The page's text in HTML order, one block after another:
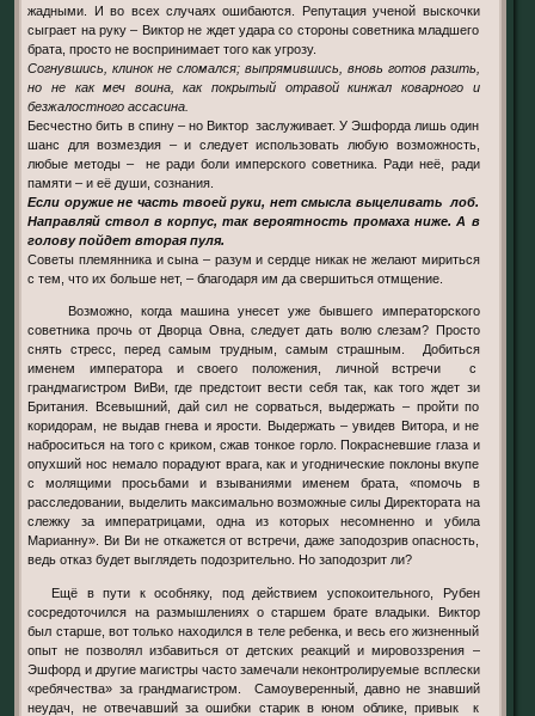
жадными. И во всех случаях ошибаются. Репутация ученой выскочки
сыграет на руку – Виктор не ждет удара со стороны советника младшего
брата, просто не воспринимает того как угрозу.
Согнувшись, клинок не сломался; выпрямившись, вновь готов разить,
но не как меч воина, как покрытый отравой кинжал коварного и
безжалостного ассасина.
Бесчестно бить в спину – но Виктор заслуживает. У Эшфорда лишь один
шанс для возмездия – и следует использовать любую возможность,
любые методы – не ради боли имперского советника. Ради неё, ради
памяти – и её души, сознания.
Если оружие не часть твоей руки, нет смысла выцеливать лоб.
Направляй ствол в корпус, так вероятность промаха ниже. А в
голову пойдет вторая пуля.
Советы племянника и сына – разум и сердце никак не желают мириться
с тем, что их больше нет, – благодаря им да свершиться отмщение.
Возможно, когда машина унесет уже бывшего императорского
советника прочь от Дворца Овна, следует дать волю слезам? Просто
снять стресс, перед самым трудным, самым страшным. Добиться
именем императора и своего положения, личной встречи с
грандмагистром ВиВи, где предстоит вести себя так, как того ждет зи
Британия. Всевышний, дай сил не сорваться, выдержать – пройти по
коридорам, не выдав гнева и ярости. Выдержать – увидев Витора, и не
наброситься на того с криком, сжав тонкое горло. Покрасневшие глаза и
опухший нос немало порадуют врага, как и угоднические поклоны вкупе
с молящими просьбами и взываниями именем брата, «помочь в
расследовании, выделить максимально возможные силы Директората на
слежку за императрицами, одна из которых несомненно и убила
Марианну». Ви Ви не откажется от встречи, даже заподозрив опасность,
ведь отказ будет выглядеть подозрительно. Но заподозрит ли?
Ещё в пути к особняку, под действием успокоительного, Рубен
сосредоточился на размышлениях о старшем брате владыки. Виктор
был старше, вот только находился в теле ребенка, и весь его жизненный
опыт не позволял избавиться от детских реакций и мировоззрения –
Эшфорд и другие магистры часто замечали неконтролируемые всплески
«ребячества» за грандмагистром. Самоуверенный, давно не знавший
неудач, не отвечавший за ошибки старик в юном облике, привык к